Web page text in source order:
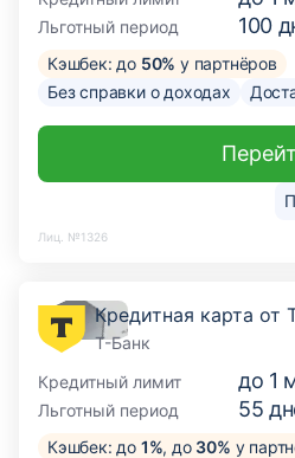
Льготный период 100
Кэшбек: до 50% у партнёров
Без справки о доходах
Лиц. №1326
Кредитная карта от
Т-Банк
Кредитный лимит
до 1
Льготный период 55
Кэшбек: до 1%, до 30% у